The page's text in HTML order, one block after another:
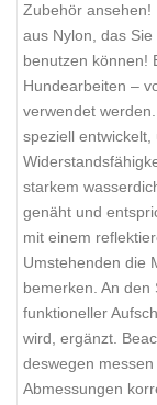
Zubehör ansehen!
aus Nylon, das
benutzen können!
Hundearbeiten –
verwendet
speziell
starkem
genäht und
mit einem
Umstehenden die
bemerken. An den
funktioneller
wird, ergänzt.
deswegen
Abmessungen